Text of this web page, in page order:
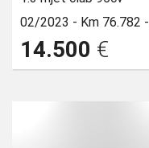
02/2023 - Km 76.782 -
14.500 €